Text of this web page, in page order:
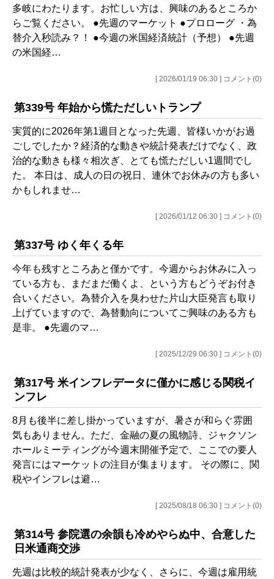
多岐にわたります。お忙しい方は、興味のあるところか
らご覧ください。 ●先週のマーケット ●プロローグ ・為
替介入秒読み？！ ●今週の米国経済統計（予想） ●先週
の米国経…
[ 2026/01/19 06:30 ] コメント(0)
第339号 年始から慌ただしいトランプ
実質的に2026年第1週目となった先週、皆様いかがお過
ごしでしたか？経済的な動きや統計発表だけでなく、政
治的な動きも様々相次ぎ、とても慌ただしい1週間でし
た。 本日は、成人の日の祝日、連休でお休みの方も多い
かもしれませ…
[ 2026/01/12 06:30 ] コメント(0)
第337号 ゆく年くる年
今年も残すところあと僅かです。今週からお休みに入っ
ている方も、まだまだ働くよ、という方もどうぞお付き
合いください。為替介入を臭わせた片山大臣発言も取り
上げていますので、為替動向についてご興味のある方も
是非。 ●先週のマ…
[ 2025/12/29 06:30 ] コメント(0)
第317号 米インフレデータに僅かに感じる関税イ
ンフレ
8月も後半に差し掛かっていますが、暑さが和らぐ雰囲
気もありません。ただ、金融の夏の風物詩、ジャクソン
ホールミーティングが今週末開催予定で、ここでの要人
発言にはマーケットの注目が集まります。 その際に、関
税やインフレは避…
[ 2025/08/18 06:30 ] コメント(0)
第314号 参院選の余韻も冷めやらぬ中、合意した
日米通商交渉
先週は比較的統計発表が少なく、さらに、今週は雇用統